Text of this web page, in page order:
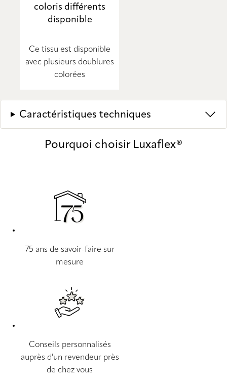
coloris différents
disponible
Ce tissu est disponible
avec plusieurs doublures
colorées
Caractéristiques techniques
Pourquoi choisir Luxaflex®
75 ans de savoir-faire sur
mesure
Conseils personnalisés
auprès d'un revendeur près
de chez vous